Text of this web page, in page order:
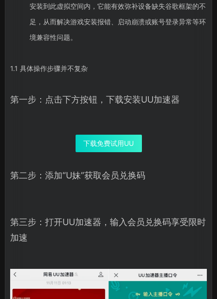
安装到此虚拟空间内，它能有效弥补设备缺失谷歌框架的不
足，从而解决游戏安装报错、启动崩溃或账号登录异常等环
境兼容性问题。
1.1 具体操作步骤并不复杂
第一步：点击下方按钮，下载安装UU加速器
下载免费试用UU
第二步：添加“U妹”获取会员兑换码
第三步：打开UU加速器，输入会员兑换码享受限时
加速